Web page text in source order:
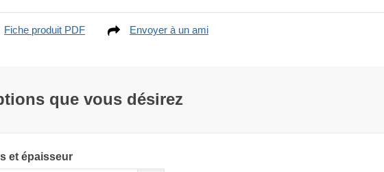
Fiche produit PDF Envoyer à un ami
que vous désirez
et épaisseur